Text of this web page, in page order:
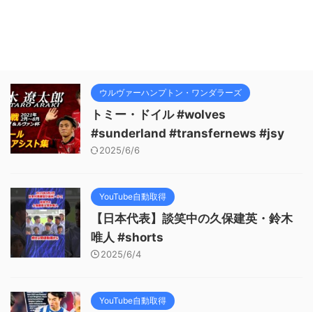
ウルヴァーハンプトン・ワンダラーズ
トミー・ドイル #wolves
#sunderland #transfernews #jsy
2025/6/6
YouTube自動取得
【日本代表】談笑中の久保建英・鈴木
唯人 #shorts
2025/6/4
YouTube自動取得